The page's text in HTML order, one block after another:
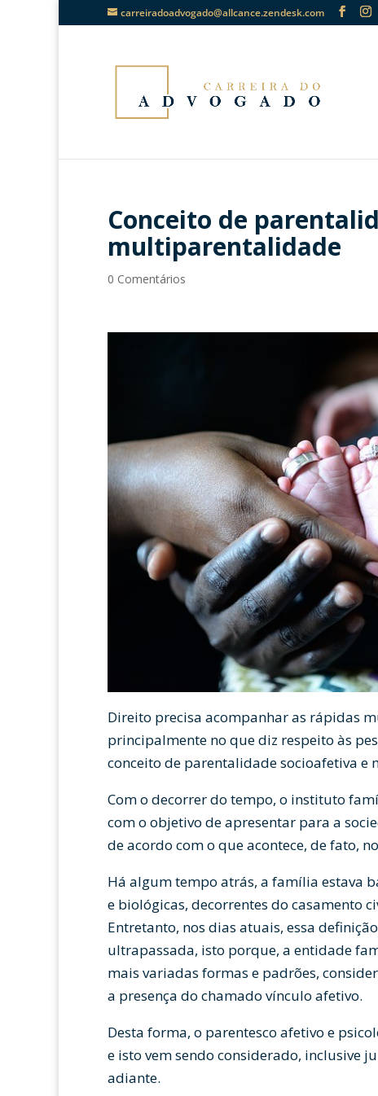
carreiradoadvogado@allcance.zendesk.com
Conceito de
multiparentalidade
0 Comentários
Direito precisa acompanhar as rápidas
principalmente no que diz respeito às
conceito de parentalidade socioafetiva
Com o decorrer do tempo, o instituto
com o objetivo de apresentar para a
de acordo com o que acontece, de fato,
Há algum tempo atrás, a família estava
e biológicas, decorrentes do casamento
Entretanto, nos dias atuais, essa
ultrapassada, isto porque, a entidade
mais variadas formas e padrões,
a presença do chamado vínculo afetivo.
Desta forma, o parentesco afetivo e
e isto vem sendo considerado, inclusive
adiante.